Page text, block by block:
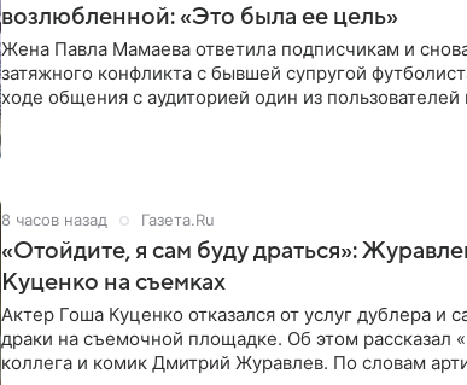
возлюбленной: «Это была ее цель»
Жена Павла Мамаева ответила подписчикам и
затяжного конфликта с бывшей супругой
ходе общения с аудиторией один из пользователей
8 часов назад Газета.Ru
«Отойдите, я сам буду драться»:
Куценко на съемках
Актер Гоша Куценко отказался от услуг дублера и
драки на съемочной площадке. Об этом рассказал
коллега и комик Дмитрий Журавлев. По словам